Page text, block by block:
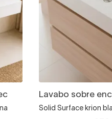
Lavabo sobre
Solid Surface krion